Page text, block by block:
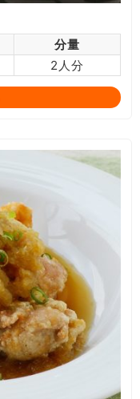
分量
2人分